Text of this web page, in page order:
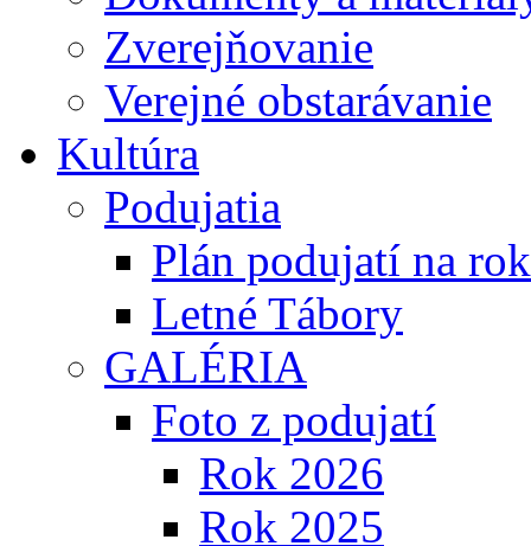
Zverejňovanie
Verejné obstarávanie
Kultúra
Podujatia
Plán podujatí na
Letné Tábory
GALÉRIA
Foto z podujatí
Rok 2026
Rok 2025